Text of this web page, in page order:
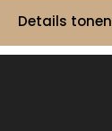
Details tonen
webshop